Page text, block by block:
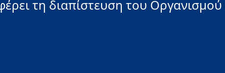
τη διαπίστευση του Οργανισμού